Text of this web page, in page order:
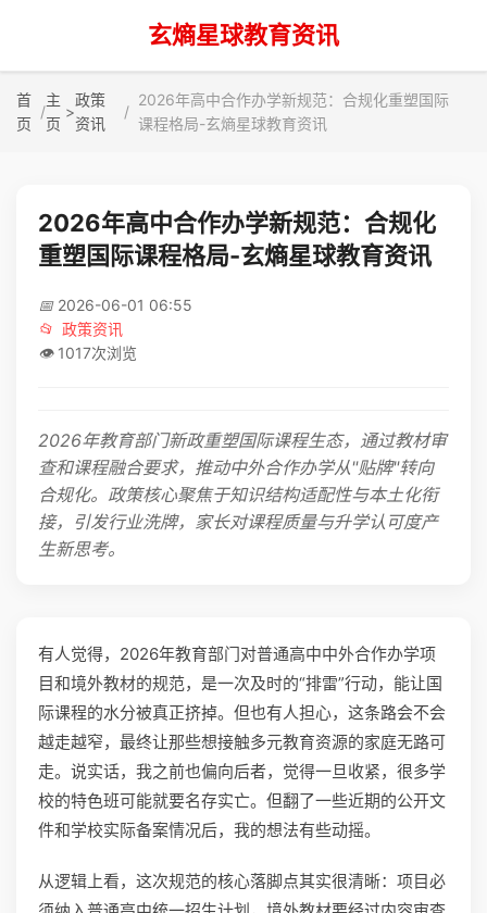
玄熵星球教育资讯
首
页
主
页
>
政策
资讯
2026年高中合作办学新规范：合规化重塑国际
课程格局-玄熵星球教育资讯
2026年高中合作办学新规范：合规化
重塑国际课程格局-玄熵星球教育资讯
📅 2026-06-01 06:55
📂 政策资讯
👁️ 1017次浏览
2026年教育部门新政重塑国际课程生态，通过教材审
查和课程融合要求，推动中外合作办学从"贴牌"转向
合规化。政策核心聚焦于知识结构适配性与本土化衔
接，引发行业洗牌，家长对课程质量与升学认可度产
生新思考。
有人觉得，2026年教育部门对普通高中中外合作办学项
目和境外教材的规范，是一次及时的“排雷”行动，能让国
际课程的水分被真正挤掉。但也有人担心，这条路会不会
越走越窄，最终让那些想接触多元教育资源的家庭无路可
走。说实话，我之前也偏向后者，觉得一旦收紧，很多学
校的特色班可能就要名存实亡。但翻了一些近期的公开文
件和学校实际备案情况后，我的想法有些动摇。
从逻辑上看，这次规范的核心落脚点其实很清晰：项目必